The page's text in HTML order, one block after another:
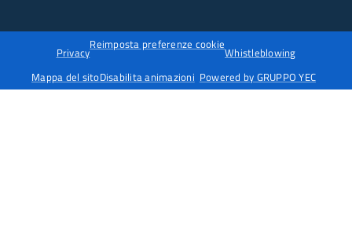
Privacy
Reimposta preferenze cookie
Whistleblowing
Mappa del sitoDisabilita animazioni Powered by GRUPPO YEC